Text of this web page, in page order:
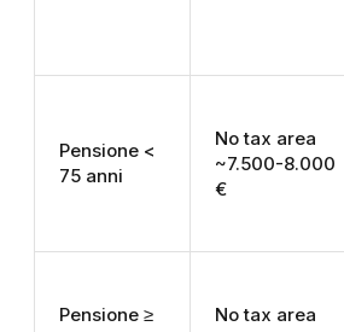
Pensione <
75 anni
No tax area
~7.500-8.000
€
Pensione ≥
No tax area